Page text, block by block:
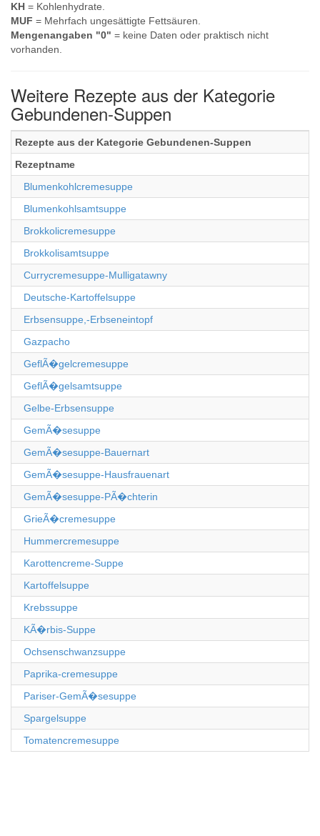
KH = Kohlenhydrate.
MUF = Mehrfach ungesättigte Fettsäuren.
Mengenangaben "0" = keine Daten oder praktisch nicht
vorhanden.
Weitere Rezepte aus der Kategorie
Gebundenen-Suppen
Rezepte aus der Kategorie Gebundenen-Suppen
Rezeptname
Blumenkohlcremesuppe
Blumenkohlsamtsuppe
Brokkolicremesuppe
Brokkolisamtsuppe
Currycremesuppe-Mulligatawny
Deutsche-Kartoffelsuppe
Erbsensuppe,-Erbseneintopf
Gazpacho
GeflÃ�gelcremesuppe
GeflÃ�gelsamtsuppe
Gelbe-Erbsensuppe
GemÃ�sesuppe
GemÃ�sesuppe-Bauernart
GemÃ�sesuppe-Hausfrauenart
GemÃ�sesuppe-PÃ�chterin
GrieÃ�cremesuppe
Hummercremesuppe
Karottencreme-Suppe
Kartoffelsuppe
Krebssuppe
KÃ�rbis-Suppe
Ochsenschwanzsuppe
Paprika-cremesuppe
Pariser-GemÃ�sesuppe
Spargelsuppe
Tomatencremesuppe